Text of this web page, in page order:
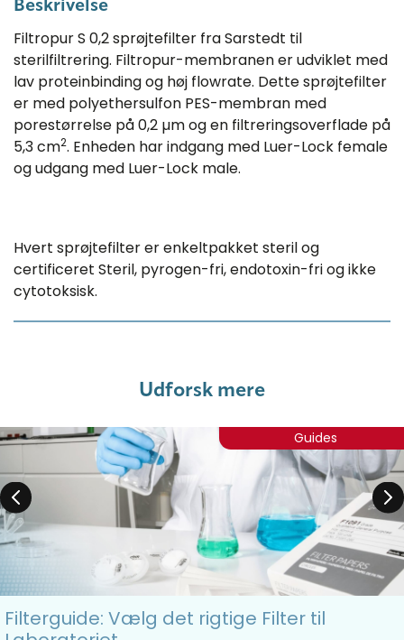
Beskrivelse
Filtropur S 0,2 sprøjtefilter fra Sarstedt til
sterilfiltrering. Filtropur-membranen er udviklet med
lav proteinbinding og høj flowrate. Dette sprøjtefilter
er med polyethersulfon PES-membran med
porestørrelse på 0,2 µm og en filtreringsoverflade på
5,3 cm2. Enheden har indgang med Luer-Lock female
og udgang med Luer-Lock male.
Hvert sprøjtefilter er enkeltpakket steril og
certificeret Steril, pyrogen-fri, endotoxin-fri og ikke
cytotoksisk.
Udforsk mere
Guides
Filterguide: Vælg det rigtige Filter til